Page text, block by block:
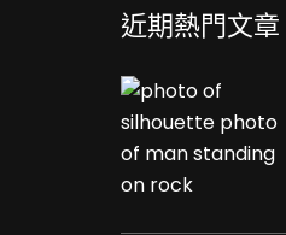
近期熱門文章